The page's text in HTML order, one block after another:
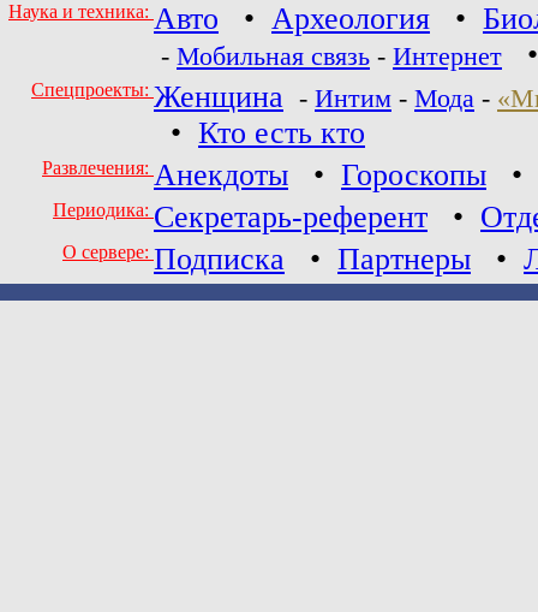
Наука и техника: Авто • Археология •
- Мобильная связь - Интернет
Спецпроекты: Женщина - Интим - Мода -
• Кто есть кто
Развлечения: Анекдоты • Гороскопы •
Периодика: Секретарь-референт •
О сервере: Подписка • Партнеры •